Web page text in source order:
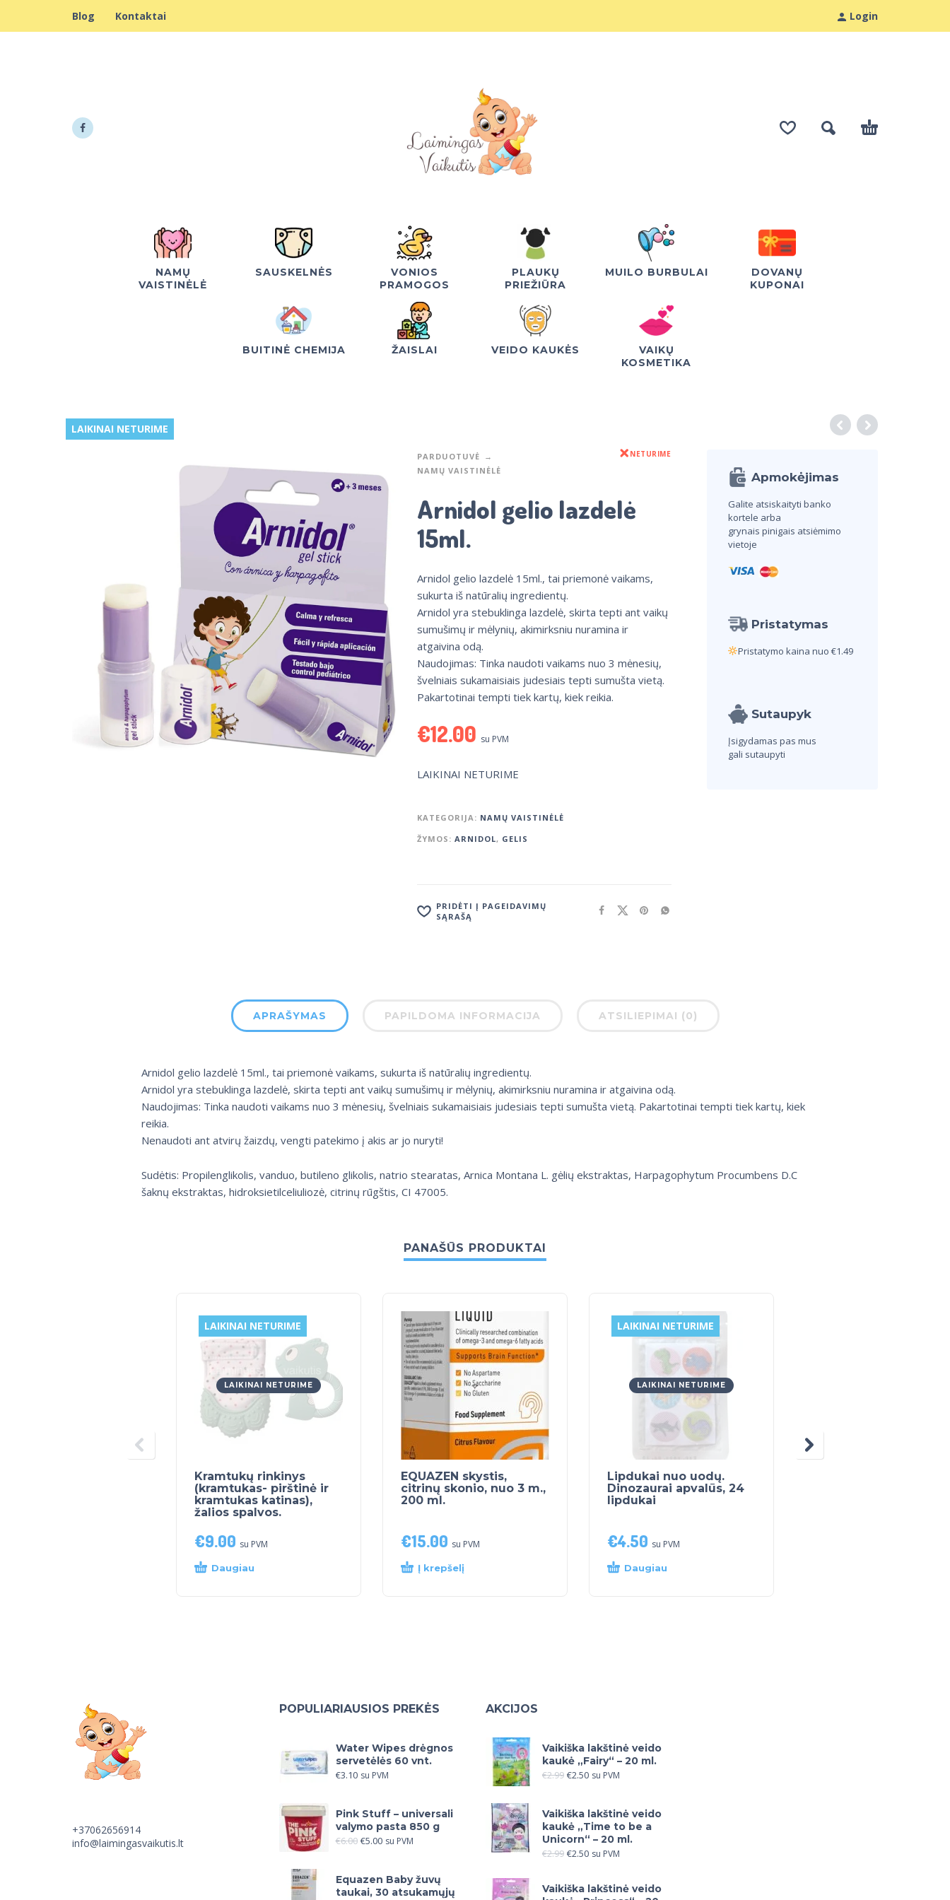
Blog Kontaktai Login
NAMŲ
VAISTINĖLĖ
SAUSKELNĖS
VONIOS
PRAMOGOS
PLAUKŲ
PRIEŽIŪRA
MUILO BURBULAI
DOVANŲ
KUPONAI
BUITINĖ CHEMIJA ŽAISLAI VEIDO KAUKĖS
VAIKŲ
KOSMETIKA
LAIKINAI NETURIME
PARDUOTUVĖ
NAMŲ VAISTINĖLĖ
NETURIME
Arnidol gelio lazdelė
15ml.
Arnidol gelio lazdelė 15ml., tai priemonė vaikams,
sukurta iš natūralių ingredientų.
Arnidol yra stebuklinga lazdelė, skirta tepti ant vaikų
sumušimų ir mėlynių, akimirksniu nuramina ir
atgaivina odą.
Naudojimas: Tinka naudoti vaikams nuo 3 mėnesių,
švelniais sukamaisiais judesiais tepti sumušta vietą.
Pakartotinai tempti tiek kartų, kiek reikia.
€12.00 su PVM
LAIKINAI NETURIME
KATEGORIJA: NAMŲ VAISTINĖLĖ
ŽYMOS: ARNIDOL, GELIS
PRIDĖTI Į PAGEIDAVIMŲ
SĄRAŠĄ
Apmokėjimas
Galite atsiskaityti banko
kortele arba
grynais pinigais atsiėmimo
vietoje
Pristatymas
Pristatymo kaina nuo €1.49
Sutaupyk
Įsigydamas pas mus
gali sutaupyti
APRAŠYMAS PAPILDOMA INFORMACIJA ATSILIEPIMAI (0)
Arnidol gelio lazdelė 15ml., tai priemonė vaikams, sukurta iš natūralių ingredientų.
Arnidol yra stebuklinga lazdelė, skirta tepti ant vaikų sumušimų ir mėlynių, akimirksniu nuramina ir atgaivina odą.
Naudojimas: Tinka naudoti vaikams nuo 3 mėnesių, švelniais sukamaisiais judesiais tepti sumušta vietą. Pakartotinai tempti tiek kartų, kiek
reikia.
Nenaudoti ant atvirų žaizdų, vengti patekimo į akis ar jo nuryti!
Sudėtis: Propilenglikolis, vanduo, butileno glikolis, natrio stearatas, Arnica Montana L. gėlių ekstraktas, Harpagophytum Procumbens D.C
šaknų ekstraktas, hidroksietilceliuliozė, citrinų rūgštis, CI 47005.
PANAŠŪS PRODUKTAI
LAIKINAI NETURIME
LAIKINAI NETURIME
Kramtukų rinkinys
(kramtukas- pirštinė ir
kramtukas katinas),
žalios spalvos.
€9.00 su PVM
Daugiau
EQUAZEN skystis,
citrinų skonio, nuo 3 m.,
200 ml.
€15.00 su PVM
Į krepšelį
LAIKINAI NETURIME
LAIKINAI NETURIME
Lipdukai nuo uodų.
Dinozaurai apvalūs, 24
lipdukai
€4.50 su PVM
Daugiau
+37062656914
info@laimingasvaikutis.lt
POPULIARIAUSIOS PREKĖS
Water Wipes drėgnos
servetėlės 60 vnt.
€3.10 su PVM
Pink Stuff – universali
valymo pasta 850 g
€6.00 €5.00 su PVM
Equazen Baby žuvų
taukai, 30 atsukamųjų
AKCIJOS
Vaikiška lakštinė veido
kaukė „Fairy“ – 20 ml.
€2.99 €2.50 su PVM
Vaikiška lakštinė veido
kaukė „Time to be a
Unicorn“ – 20 ml.
€2.99 €2.50 su PVM
Vaikiška lakštinė veido